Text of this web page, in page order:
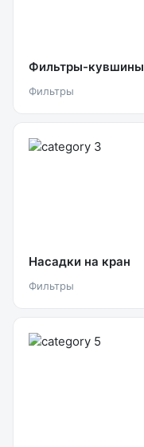
Фильтры-кувшины
Фильтры
Насадки на кран
Фильтры